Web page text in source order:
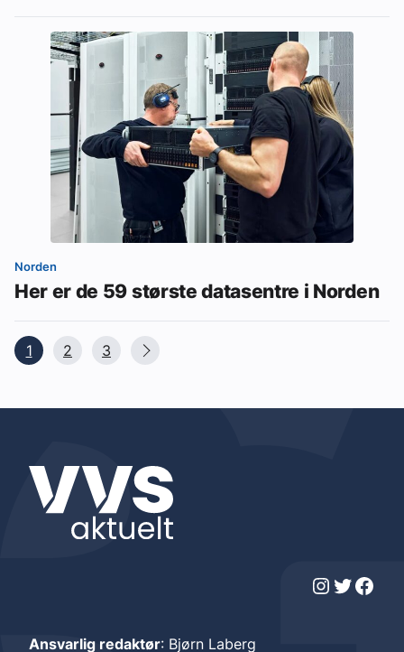
Norden
Her er de 59 største datasentre i Norden
1 2 3
Instagram Twitter Facebook
Ansvarlig redaktør: Bjørn Laberg